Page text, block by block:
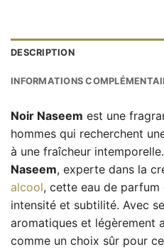
DESCRIPTION
INFORMATIONS
Noir Naseem est une
hommes qui recherchent
à une fraîcheur
Naseem, experte dans la
alcool, cette eau de
intensité et subtilité. Avec
aromatiques et légèrement
comme un choix sûr pour